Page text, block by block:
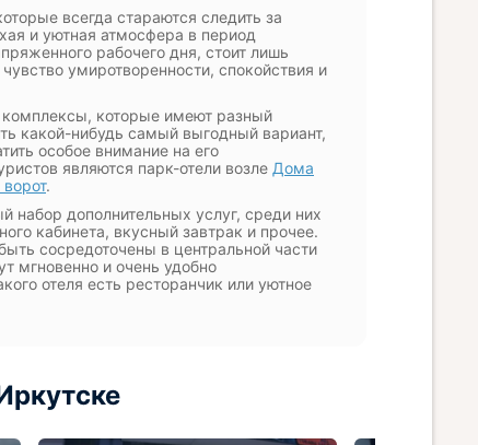
всегда стараются следить за
и уютная атмосфера в период
рабочего дня, стоит лишь
умиротворенности, спокойствия и
комплексы, которые имеют разный
какой-нибудь самый выгодный вариант,
особое внимание на его
являются парк-отели возле Дома
.
набор дополнительных услуг, среди них
кабинета, вкусный завтрак и прочее.
сосредоточены в центральной части
мгновенно и очень удобно
отеля есть ресторанчик или уютное